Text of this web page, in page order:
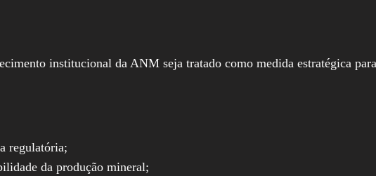
institucional da ANM seja tratado como medida estratégica
regulatória;
da produção mineral;